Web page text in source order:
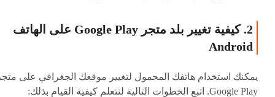
2. كيفية تغيير بلد متجر Google Play على الهاتف
Android
يمكنك استخدام هاتفك المحمول لتغيير موقعك الجغرافي على
Google Play. اتبع الخطوات التالية لتتعلم كيفية القيام بذلك: